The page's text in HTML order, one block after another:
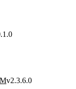
v2.3.6.0